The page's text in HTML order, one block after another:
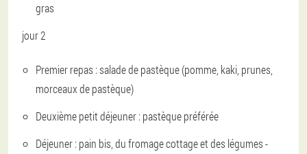
gras
jour 2
Premier repas : salade de pastèque (pomme, kaki, prunes,
morceaux de pastèque)
Deuxième petit déjeuner : pastèque préférée
Déjeuner : pain bis, du fromage cottage et des légumes -